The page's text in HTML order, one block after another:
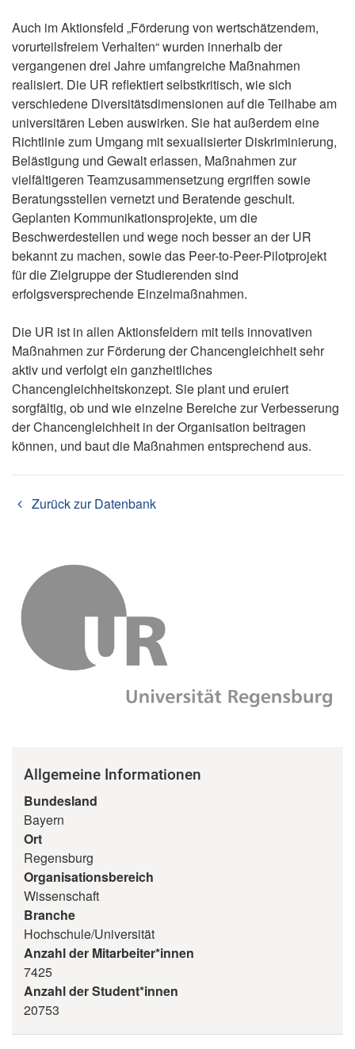
Auch im Aktionsfeld „Förderung von wertschätzendem,
vorurteilsfreiem Verhalten“ wurden innerhalb der
vergangenen drei Jahre umfangreiche Maßnahmen
realisiert. Die UR reflektiert selbstkritisch, wie sich
verschiedene Diversitätsdimensionen auf die Teilhabe am
universitären Leben auswirken. Sie hat außerdem eine
Richtlinie zum Umgang mit sexualisierter Diskriminierung,
Belästigung und Gewalt erlassen, Maßnahmen zur
vielfältigeren Teamzusammensetzung ergriffen sowie
Beratungsstellen vernetzt und Beratende geschult.
Geplanten Kommunikationsprojekte, um die
Beschwerdestellen und wege noch besser an der UR
bekannt zu machen, sowie das Peer-to-Peer-Pilotprojekt
für die Zielgruppe der Studierenden sind
erfolgsversprechende Einzelmaßnahmen.
Die UR ist in allen Aktionsfeldern mit teils innovativen
Maßnahmen zur Förderung der Chancengleichheit sehr
aktiv und verfolgt ein ganzheitliches
Chancengleichheitskonzept. Sie plant und eruiert
sorgfältig, ob und wie einzelne Bereiche zur Verbesserung
der Chancengleichheit in der Organisation beitragen
können, und baut die Maßnahmen entsprechend aus.
Zurück zur Datenbank
Allgemeine Informationen
Bundesland
Bayern
Ort
Regensburg
Organisationsbereich
Wissenschaft
Branche
Hochschule/Universität
Anzahl der Mitarbeiter*innen
7425
Anzahl der Student*innen
20753